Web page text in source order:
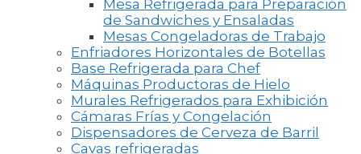
Mesa Refrigerada para Preparación
de Sandwiches y Ensaladas
Mesas Congeladoras de Trabajo
Enfriadores Horizontales de Botellas
Base Refrigerada para Chef
Máquinas Productoras de Hielo
Murales Refrigerados para Exhibición
Cámaras Frías y Congelación
Dispensadores de Cerveza de Barril
Cavas refrigeradas